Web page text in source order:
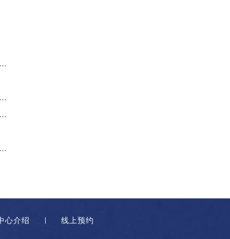
很久不戴不走了解决技巧大全
发条一直上不紧处理方法详解
发条一直上不紧解决技巧盘点
很久不戴不走了处理技巧大全
心介绍 线上预约